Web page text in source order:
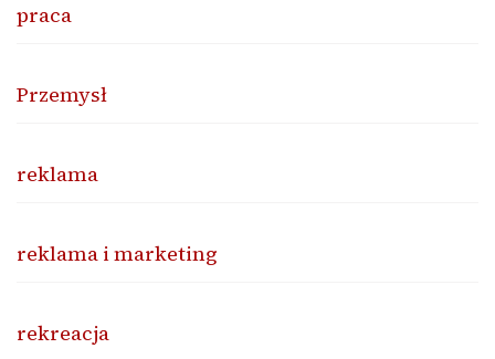
praca
Przemysł
reklama
reklama i marketing
rekreacja